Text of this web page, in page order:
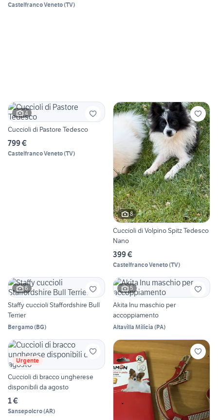
Castelfranco Veneto(TV)
4
Cuccioli di Pastore Tedesco
799 €
Castelfranco Veneto(TV)
8
Cuccioli di Volpino Spitz Tedesco
Nano
399 €
Castelfranco Veneto(TV)
6
Staffy cuccioli Staffordshire Bull
Terrier
Bergamo(BG)
5
Akita Inu maschio per
accoppiamento
Altavilla Milicia (PA)
Urgente
Cuccioli di bracco ungherese
disponibili da agosto
1 €
Sansepolcro(AR)